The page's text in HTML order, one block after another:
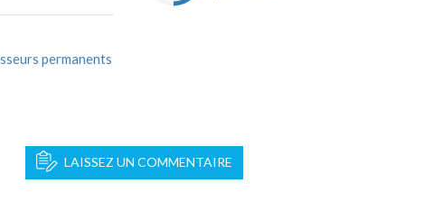
permanents
LAISSEZ UN COMMENTAIRE